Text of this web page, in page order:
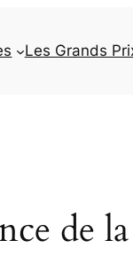
Les Grands
de